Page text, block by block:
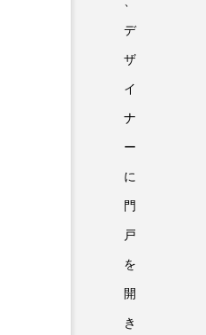
デ
ザ
イ
ナ
ー
に
門
戸
を
開
き